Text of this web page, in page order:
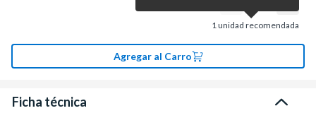
1unidad recomendada
Agregar al Carro
Ficha técnica